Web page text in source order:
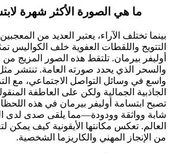
ما هي الصورة الأكثر شهرة
بينما تختلف الآراء، يعتبر العديد من
التتويج واللقطات العفوية خلف الكواليس
أوليفر بيرمان. تلتقط هذه الصور المزيج من
والسحر الذي يحدد صورته العامة. تنتشر
واسع في وسائل التواصل الاجتماعي، مع
الجاذبية الجمالية ولكن على العاطفة
تصبح ابتسامة أوليفر بيرمان في هذه
شابة وواثقة وودودة—مما يلقى صدى لدى
العالم. تعكس مكانتها الأيقونية كيف يمكن
من الإنجاز المهني والكاريزما الشخصية.